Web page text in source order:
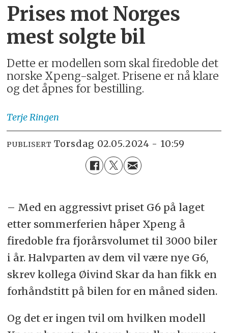
Prises mot Norges
mest solgte bil
Dette er modellen som skal firedoble det
norske Xpeng-salget. Prisene er nå klare
og det åpnes for bestilling.
TerjeRingen
PUBLISERT torsdag 02.05.2024 - 10:59
– Med en aggressivt priset G6 på laget
etter sommerferien håper Xpeng å
firedoble fra fjorårsvolumet til 3000 biler
i år. Halvparten av dem vil være nye G6,
skrev kollega Øivind Skar da han fikk en
forhåndstitt på bilen for en måned siden.
Og det er ingen tvil om hvilken modell